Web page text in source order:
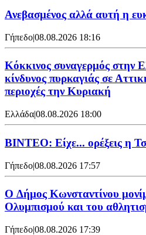
Ανεβασμένος αλλά αυτή η
Γήπεδο|08.08.2026 18:16
Κόκκινος συναγερμός στην
κίνδυνος πυρκαγιάς σε
περιοχές την Κυριακή
Ελλάδα|08.08.2026 18:00
BINTEO: Είχε... ορέξεις η
Γήπεδο|08.08.2026 17:57
O Δήμος Κωνσταντίνου
Ολυμπισμού και του
Γήπεδο|08.08.2026 17:39